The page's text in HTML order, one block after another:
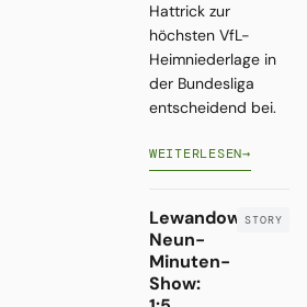
Hattrick zur
höchsten VfL-
Heimniederlage in
der Bundesliga
entscheidend bei.
WEITERLESEN→
Lewandowskis
Neun-
Minuten-
Show: